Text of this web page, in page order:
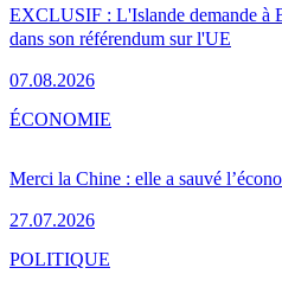
EXCLUSIF : L'Islande demande à
dans son référendum sur l'UE
07.08.2026
Merci la Chine : elle a sauvé
27.07.2026
ÉCONOMIE
POLITIQUE